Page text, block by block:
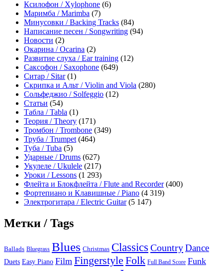
Ксилофон / Xylophone (6)
Маримба / Marimba (7)
Минусовки / Backing Tracks (84)
Написание песен / Songwriting (94)
Новости (2)
Окарина / Ocarina (2)
Развитие слуха / Ear training (12)
Саксофон / Saxophone (649)
Ситар / Sitar(1)
Скрипка и Альт / Violin and Viola (280)
Сольфеджио / Solfeggio (12)
Статьи (54)
Табла / Tabla (1)
Теория / Theory (171)
Тромбон / Trombone (349)
Труба / Trumpet (464)
Туба / Tuba (5)
Ударные / Drums (627)
Укулеле / Ukulele (217)
Уроки / Lessons (1 293)
Флейта и Блокфлейта / Flute and Recorder(400)
Фортепиано и Клавишные / Piano (4 319)
Электрогитара / Electric Guitar(5 147)
Метки / Tags
Ballads Bluegrass Blues Christmas Classics CountryDance
Duets Easy Piano Film Fingerstyle Folk Full Band Score Funk